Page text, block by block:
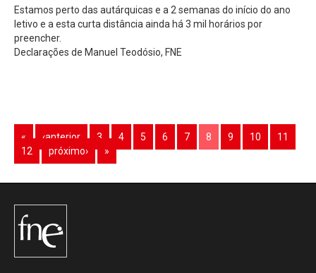
Estamos perto das autárquicas e a 2 semanas do início do ano
letivo e a esta curta distância ainda há 3 mil horários por
preencher.
Declarações de Manuel Teodósio, FNE
« ‹anterior 3 4 5 6 7 8 9 10
11
12
próximo› »